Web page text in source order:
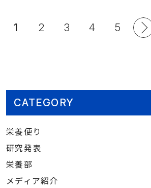
1 2 3 4 5
CATEGORY
栄養便り
研究発表
栄養部
メディア紹介